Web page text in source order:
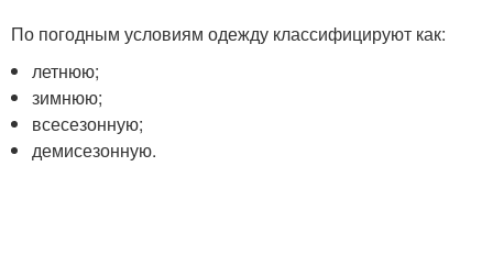
По погодным условиям одежду классифицируют как:
летнюю;
зимнюю;
всесезонную;
демисезонную.